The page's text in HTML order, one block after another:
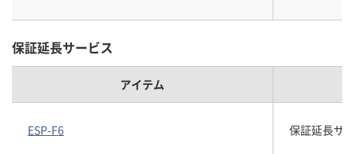
保証延長サービス
アイテム
ESP-F6 保証延長サ